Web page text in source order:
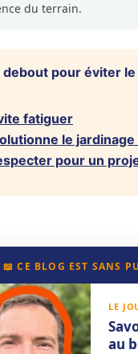
du terrain.
pour éviter
fatiguer
le
pour un
📖 CE BLOG EST SANS
LE
au